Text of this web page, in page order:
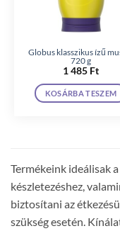
Globus klasszikus ízű
720 g
1 485 Ft
KOSÁRBA TESZEM
Termékeink ideálisak
készletezéshez,
biztosítani az
szükség esetén.